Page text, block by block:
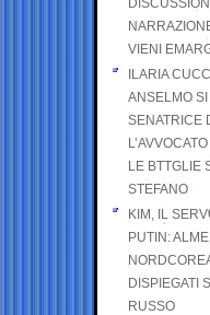
VIENI
ILARIA
ANSELMO
SENATRICE
LE BTTGLIE
STEFANO
KIM, IL
PUTIN:
DISPIEGATI
RUSSO